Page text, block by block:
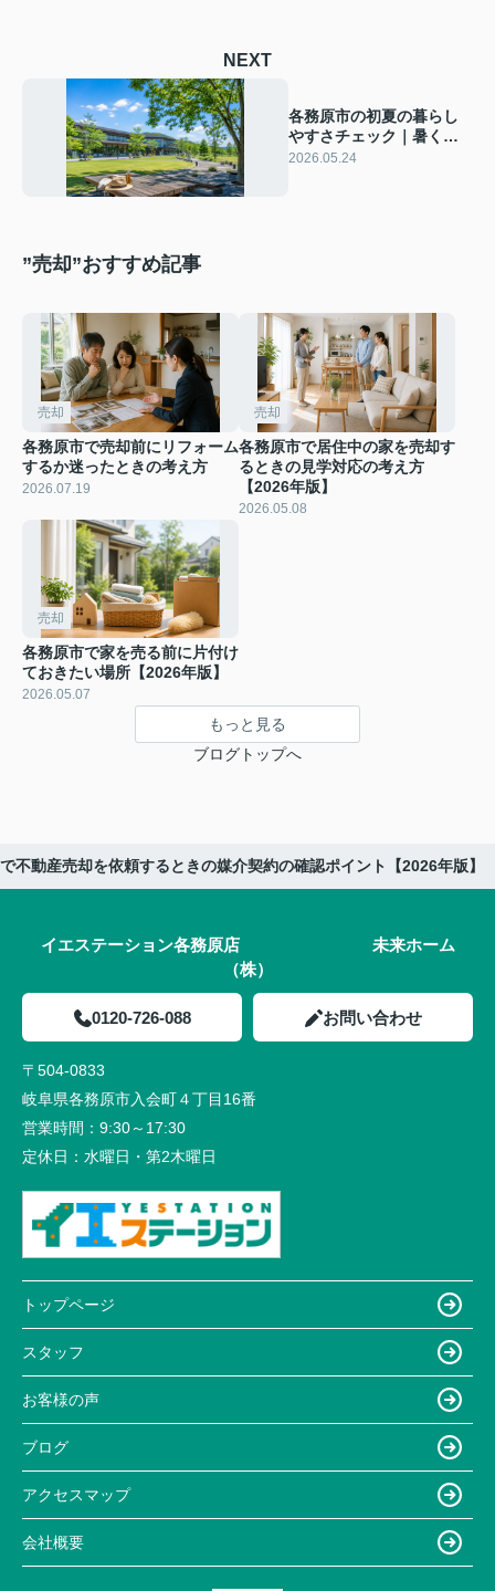
NEXT
各務原市の初夏の暮らし
やすさチェック｜暑くな
る前に見る住まい・公
2026.05.24
”売却”おすすめ記事
売却
各務原市で売却前にリフォーム
するか迷ったときの考え方
2026.07.19
売却
各務原市で居住中の家を売却す
るときの見学対応の考え方
【2026年版】
2026.05.08
売却
各務原市で家を売る前に片付け
ておきたい場所【2026年版】
2026.05.07
もっと見る
ブログトップへ
不動産売却を依頼するときの媒介契約の確認ポイント【2026年版】
イエステーション各務原店 未来ホーム
（株）
0120-726-088 お問い合わせ
〒504-0833
岐阜県各務原市入会町４丁目16番
営業時間： 9:30～17:30
定休日： 水曜日・第2木曜日
トップページ
スタッフ
お客様の声
ブログ
アクセスマップ
会社概要